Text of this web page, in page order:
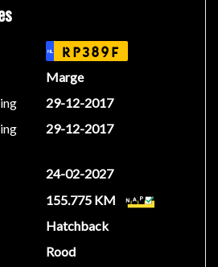
Luxe bekleding
NL RP389F
Marge
29-12-2017
29-12-2017
24-02-2027
155.775 KM
Hatchback
Rood